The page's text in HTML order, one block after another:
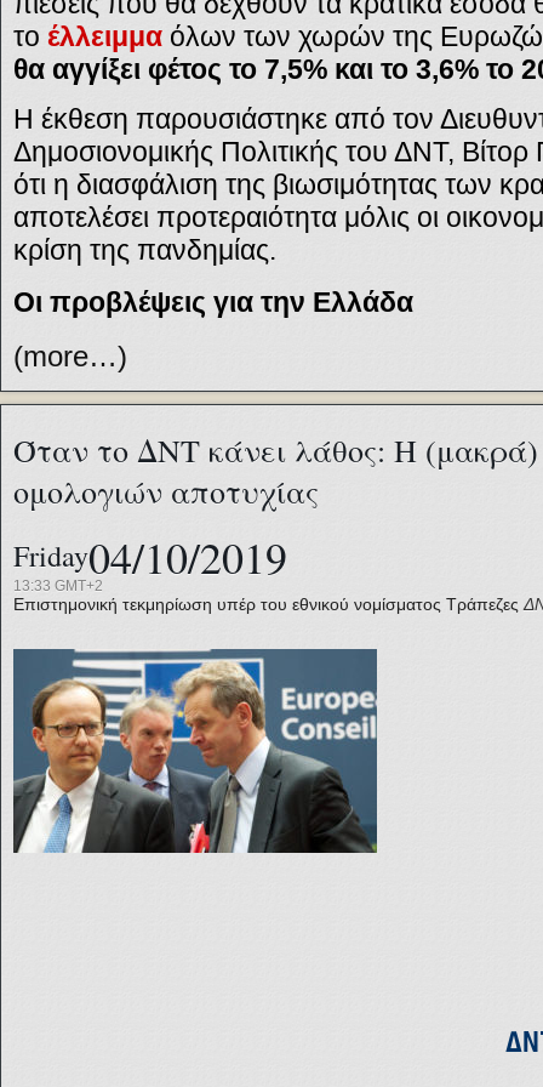
το έλλειμμα όλων των χωρών της
θα αγγίξει φέτος το 7,5% και το 3,6% το
Η έκθεση παρουσιάστηκε από τον
Δημοσιονομικής Πολιτικής του ΔΝΤ,
ότι η διασφάλιση της βιωσιμότητας των
αποτελέσει προτεραιότητα μόλις οι
κρίση της πανδημίας.
Οι προβλέψεις για την Ελλάδα
(more…)
Όταν το ΔΝΤ κάνει λάθος: Η
ομολογιών αποτυχίας
Friday04/10/2019
13:33 GMT+2
Επιστημονική τεκμηρίωση υπέρ του εθνικού νομίσματος Τράπεζες